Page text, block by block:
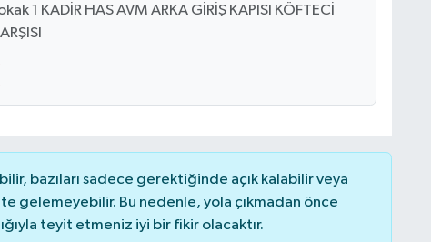
1 KADİR HAS AVM ARKA GİRİŞ KAPISI KÖFTECİ
bazıları sadece gerektiğinde açık kalabilir veya
gelemeyebilir. Bu nedenle, yola çıkmadan önce
teyit etmeniz iyi bir fikir olacaktır.